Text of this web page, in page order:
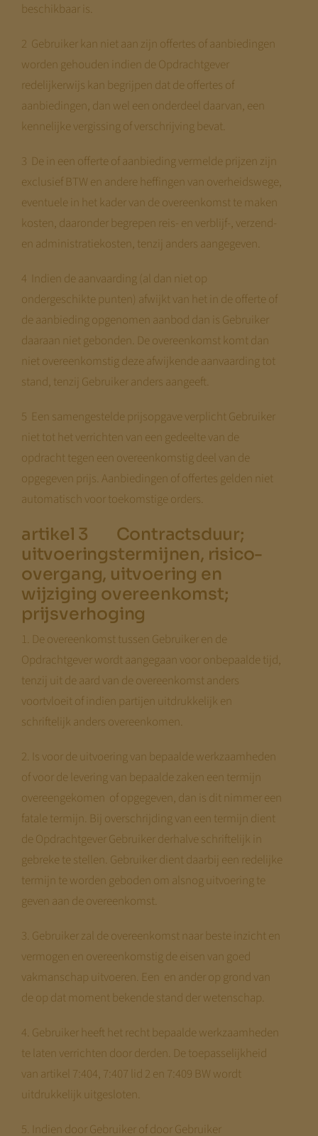
beschikbaar is.
2 Gebruiker kan niet aan zijn offertes of aanbiedingen
worden gehouden indien de Opdrachtgever
redelijkerwijs kan begrijpen dat de offertes of
aanbiedingen, dan wel een onderdeel daarvan, een
kennelijke vergissing of verschrijving bevat.
3 De in een offerte of aanbieding vermelde prijzen zijn
exclusief BTW en andere heffingen van overheidswege,
eventuele in het kader van de overeenkomst te maken
kosten, daaronder begrepen reis- en verblijf-, verzend-
en administratiekosten, tenzij anders aangegeven.
4 Indien de aanvaarding (al dan niet op
ondergeschikte punten) afwijkt van het in de offerte of
de aanbieding opgenomen aanbod dan is Gebruiker
daaraan niet gebonden. De overeenkomst komt dan
niet overeenkomstig deze afwijkende aanvaarding tot
stand, tenzij Gebruiker anders aangeeft.
5 Een samengestelde prijsopgave verplicht Gebruiker
niet tot het verrichten van een gedeelte van de
opdracht tegen een overeenkomstig deel van de
opgegeven prijs. Aanbiedingen of offertes gelden niet
automatisch voor toekomstige orders.
artikel 3 Contractsduur;
uitvoeringstermijnen, risico-
overgang, uitvoering en
wijziging overeenkomst;
prijsverhoging
1. De overeenkomst tussen Gebruiker en de
Opdrachtgever wordt aangegaan voor onbepaalde tijd,
tenzij uit de aard van de overeenkomst anders
voortvloeit of indien partijen uitdrukkelijk en
schriftelijk anders overeenkomen.
2. Is voor de uitvoering van bepaalde werkzaamheden
of voor de levering van bepaalde zaken een termijn
overeengekomen of opgegeven, dan is dit nimmer een
fatale termijn. Bij overschrijding van een termijn dient
de Opdrachtgever Gebruiker derhalve schriftelijk in
gebreke te stellen. Gebruiker dient daarbij een redelijke
termijn te worden geboden om alsnog uitvoering te
geven aan de overeenkomst.
3. Gebruiker zal de overeenkomst naar beste inzicht en
vermogen en overeenkomstig de eisen van goed
vakmanschap uitvoeren. Een en ander op grond van
de op dat moment bekende stand der wetenschap.
4. Gebruiker heeft het recht bepaalde werkzaamheden
te laten verrichten door derden. De toepasselijkheid
van artikel 7:404, 7:407 lid 2 en 7:409 BW wordt
uitdrukkelijk uitgesloten.
5. Indien door Gebruiker of door Gebruiker